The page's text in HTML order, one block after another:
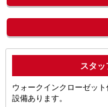
ウォークインクローゼッ
設備あります。